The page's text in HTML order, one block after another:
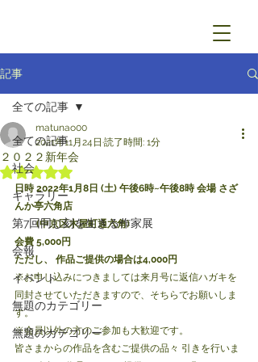
記事
全ての記事
社会
ギャラリー
第7回同じ刻を生きる作家展
会報
イベント
無題のカテゴリー
無題のカテゴリー
全ての記事
２０２２新年会
matunao00
2021年11月24日 読了時間: 1分
5つ星のうちNaNと評価されています。
日時 2022年1月8日 (土) 午後6時~午後8時 会場 さざ
んか亭六角店
(中京区木屋町通六角)
会費 5,000円
ただし、 作品ご提供の場合は4,000円
※お申し込みにつきましては来月号に返信ハガキを
同封させていただきますので、そちらでお願いしま
す。
※会員以外の方のご参加も大歓迎です。
皆さまからの作品を含むご提供の品々 引きを行いま